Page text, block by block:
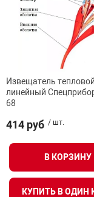
экипировка
техника
автомобили
Извещатель тепловой
линейный
68
414 руб / шт.
В КОРЗИНУ
КУПИТЬ В ОДИН